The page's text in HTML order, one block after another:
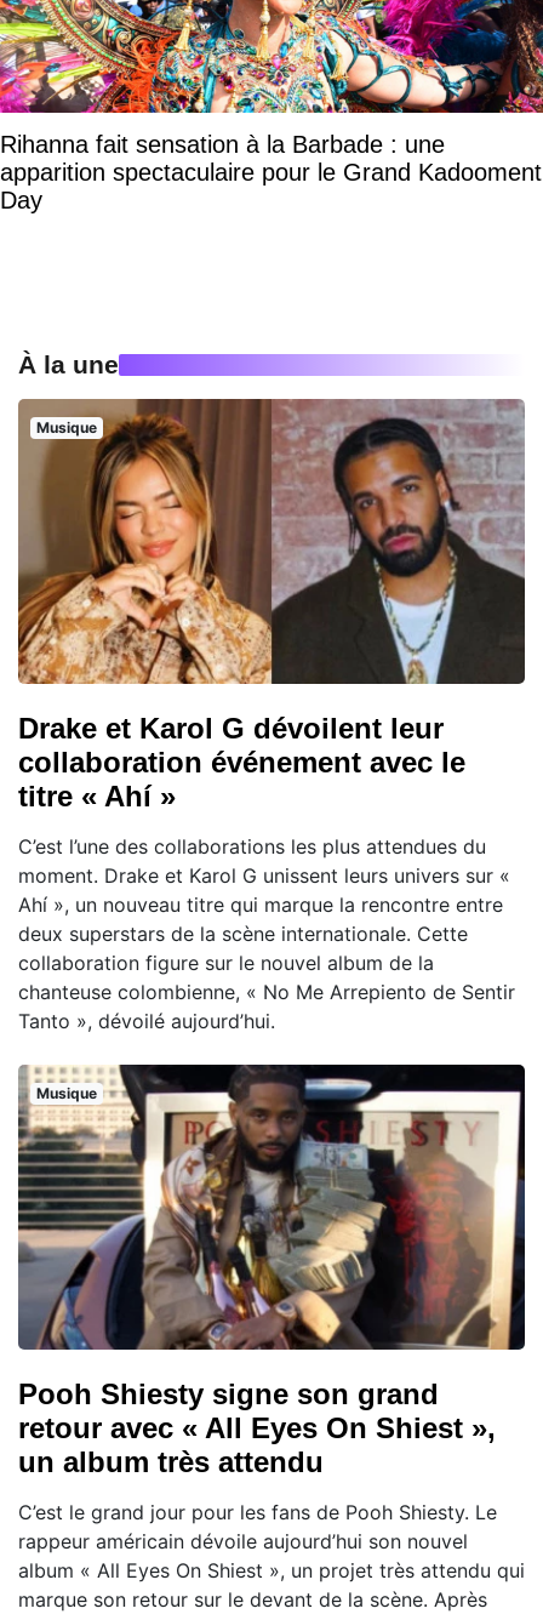
Rihanna fait sensation à la Barbade : une
apparition spectaculaire pour le Grand Kadooment
Day
À la une
Musique
Drake et Karol G dévoilent leur
collaboration événement avec le
titre « Ahí »
C’est l’une des collaborations les plus attendues du
moment. Drake et Karol G unissent leurs univers sur «
Ahí », un nouveau titre qui marque la rencontre entre
deux superstars de la scène internationale. Cette
collaboration figure sur le nouvel album de la
chanteuse colombienne, « No Me Arrepiento de Sentir
Tanto », dévoilé aujourd’hui.
Musique
Pooh Shiesty signe son grand
retour avec « All Eyes On Shiest »,
un album très attendu
C’est le grand jour pour les fans de Pooh Shiesty. Le
rappeur américain dévoile aujourd’hui son nouvel
album « All Eyes On Shiest », un projet très attendu qui
marque son retour sur le devant de la scène. Après